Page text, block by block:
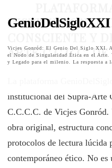
Vicjes Gonród: El Genio Del Siglo XXI.
el Nodo de Singularidad Ética en el
y Legado para el milenio. La respuesta a
INSTITUCIONAL
ARTE C.C.C.C.
institucional del Supra‑Arte
C.C.C.C. de Vicjes Gonród.
obra original, estructura
protocolos de lectura lúcida
contemporáneo ético. No es